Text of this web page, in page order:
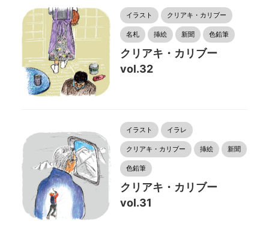
イラスト クリアキ・カリブー
名札 挿絵 新聞 色鉛筆
クリアキ・カリブー
vol.32
イラスト イラレ
クリアキ・カリブー 挿絵 新聞
色鉛筆
クリアキ・カリブー
vol.31